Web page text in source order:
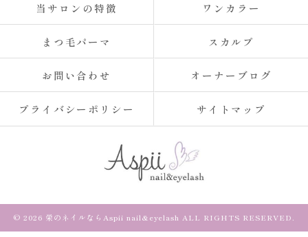
当サロンの特徴 ワンカラー
まつ毛パーマ スカルプ
お問い合わせ オーナーブログ
プライバシーポリシー サイトマップ
© 2026 栄のネイルならAspii nail&eyelash ALL RIGHTS RESERVED.